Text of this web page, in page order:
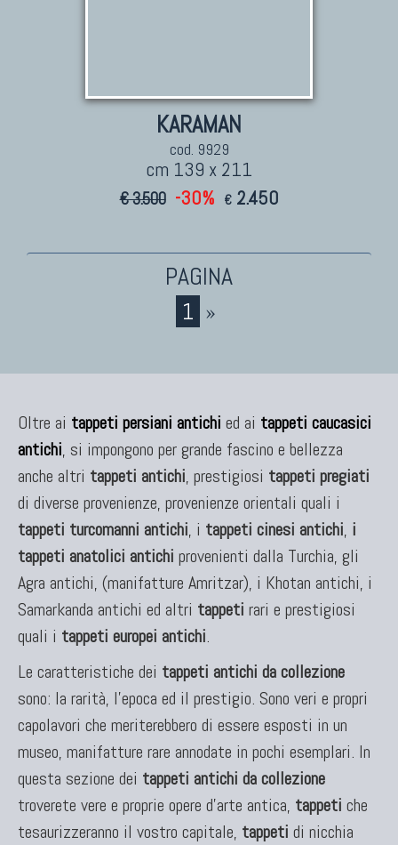
TAPPETI PERSIANI
Tappeti Persiani Vecchi
Tappeti Persiani Nuovi
Tappeti Persiani Moderni
Collezione Hyderabad
Collezione Peshawar
Collezione Agra
Collezione Zigler
TAPPETI CAUCASICI
Tappeti Caucasici Antichi: Kazak
Tappeti Caucasici Antichi: Karabagh
Tappeti Caucasici Antichi : Shirvan
Tappeti Caucasici Vecchi E Nuovi
TAPPETI ANTICHI DA COLLEZIONE
Tappeti Anatolici Antichi
KARAMAN
cod. 9929
cm 139 x 211
€ 3.500 -30% € 2.450
1 »
Oltre ai tappeti persiani antichi ed ai tappeti caucasici
antichi, si impongono per grande fascino e bellezza
anche altri tappeti antichi, prestigiosi tappeti pregiati
di diverse provenienze, provenienze orientali quali i
tappeti turcomanni antichi, i tappeti cinesi antichi, i
tappeti anatolici antichi provenienti dalla Turchia, gli
Agra antichi, (manifatture Amritzar), i Khotan antichi, i
Samarkanda antichi ed altri tappeti rari e prestigiosi
quali i tappeti europei antichi.
Le caratteristiche dei tappeti antichi da collezione
sono: la rarità, l'epoca ed il prestigio. Sono veri e propri
capolavori che meriterebbero di essere esposti in un
museo, manifatture rare annodate in pochi esemplari. In
questa sezione dei tappeti antichi da collezione
troverete vere e proprie opere d'arte antica, tappeti che
tesaurizzeranno il vostro capitale, tappeti di nicchia